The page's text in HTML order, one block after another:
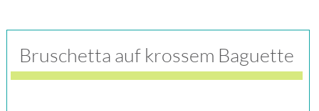
Bruschetta auf krossem Baguette